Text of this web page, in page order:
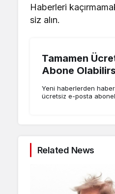
Haberleri
siz alın.
Tamamen
Abone
Yeni haberlerden
ücretsiz e-posta
Related News